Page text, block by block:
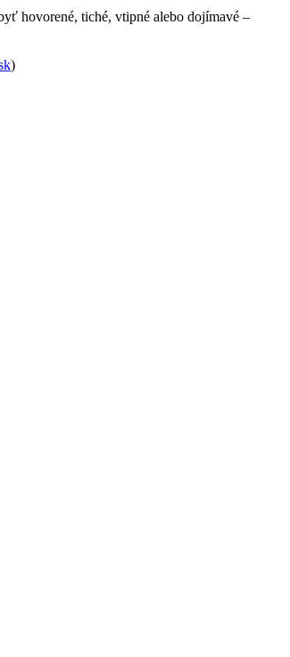
hovorené, tiché, vtipné alebo dojímavé –
)